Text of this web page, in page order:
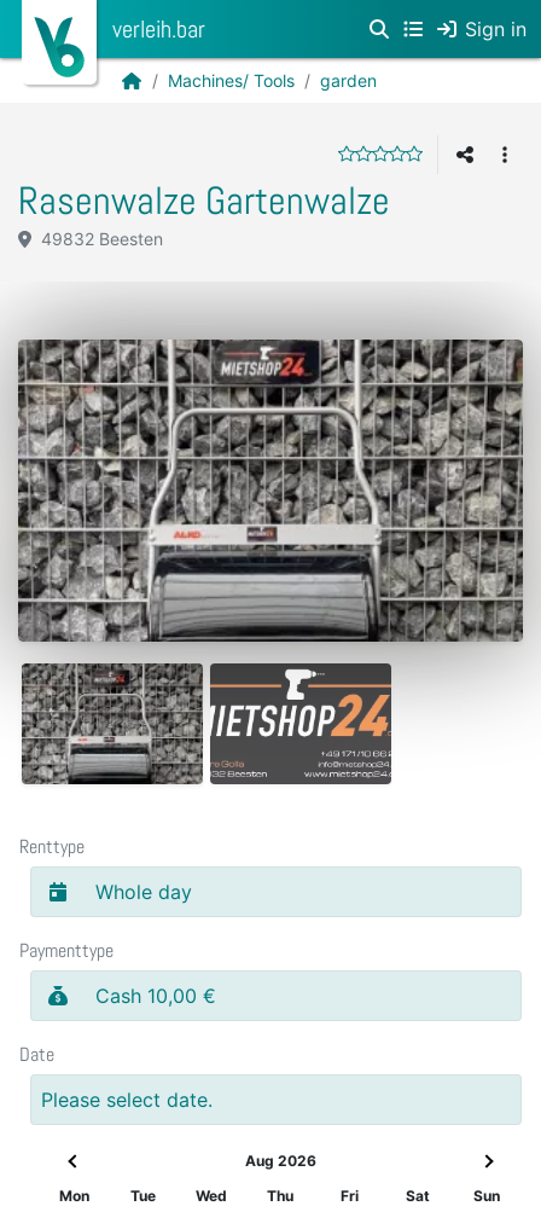
verleih.bar Sign in
Machines/ Tools garden
Rasenwalze Gartenwalze
49832 Beesten
Renttype
Whole day
Paymenttype
Cash 10,00 €
Date
Please select date.
Aug 2026
Mon
Tue Wed Thu Fri Sat
Sun